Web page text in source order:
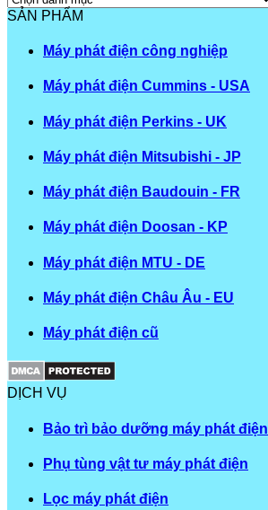
mục
SẢN PHẨM
Máy phát điện công nghiệp
Máy phát điện Cummins - USA
Máy phát điện Perkins - UK
Máy phát điện Mitsubishi - JP
Máy phát điện Baudouin - FR
Máy phát điện Doosan - KP
Máy phát điện MTU - DE
Máy phát điện Châu Âu - EU
Máy phát điện cũ
DỊCH VỤ
Bảo trì bảo dưỡng máy phát điện
Phụ tùng vật tư máy phát điện
Lọc máy phát điện